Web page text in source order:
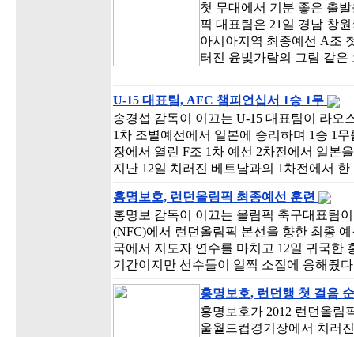
첫 무대에서 기분 좋은 출
픽 대표팀은 21일 경남 창
아시아지역 최종예선 A조
터진 윤빛가람의 그림 같
U-15 대표팀, AFC 챔피언십서 1승 1무
송경섭 감독이 이끄는 U-15 대표팀이 라오
1차 조별예선에서 일본에 승리하며 1승 1
장에서 열린 F조 1차 예선 2차전에서 일본
지난 12일 치러진 베트남과의 1차전에서
홍명보호, 런던올림픽 최종예선 훈련
홍명보 감독이 이끄는 올림픽 축구대표팀
(NFC)에서 런던올림픽 본선을 향한 최종
국에서 지도자 연수를 마치고 12일 귀국한
기간이지만 선수들이 일찍 소집에 응해줬
홍명보호, 런던행 첫 걸음
홍명보호가 2012 런던올림
울월드컵경기장에서 치러